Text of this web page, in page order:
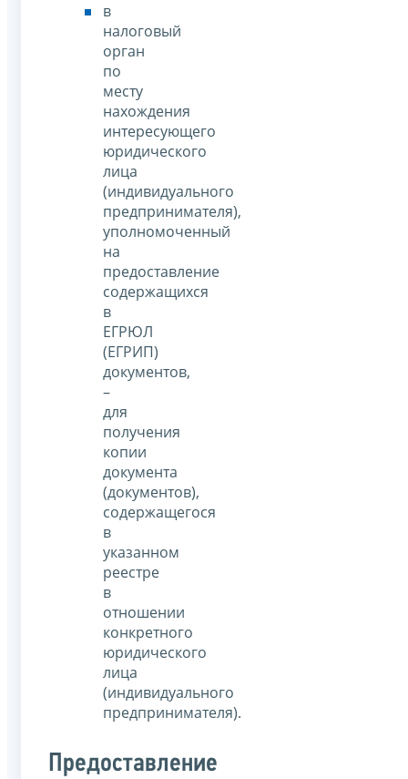
в
налоговый
орган
по
месту
нахождения
интересующего
юридического
лица
(индивидуального
предпринимателя),
уполномоченный
на
предоставление
содержащихся
в
ЕГРЮЛ
(ЕГРИП)
документов,
–
для
получения
копии
документа
(документов),
содержащегося
в
указанном
реестре
в
отношении
конкретного
юридического
лица
(индивидуального
предпринимателя).
Предоставление